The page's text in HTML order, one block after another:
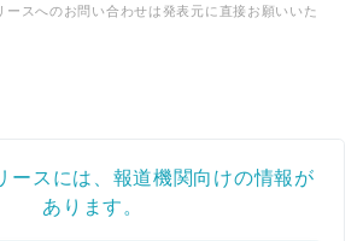
ースへのお問い合わせは発表元に直接お願いいた
ースには、報道機関向けの情報が
あります。